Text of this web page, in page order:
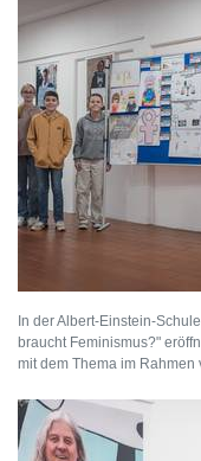
In der Albert-Einstein-
braucht Feminismus?"
mit dem Thema im Rahmen